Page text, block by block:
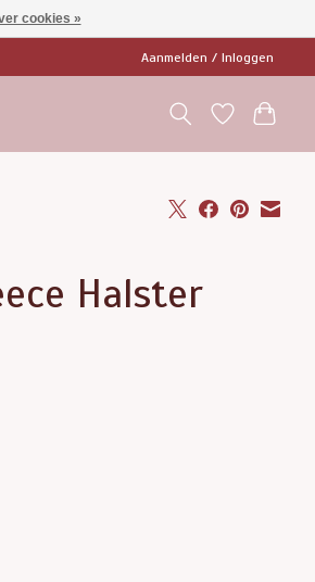
Aanmelden / Inloggen
Halster
is
cookies »